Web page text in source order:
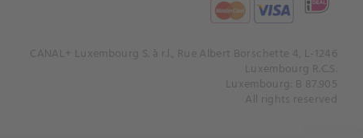
CANAL+ Luxembourg S. à r.l., Rue Albert Borschette 4, L-1246
Luxembourg R.C.S.
Luxembourg: B 87.905
All rights reserved